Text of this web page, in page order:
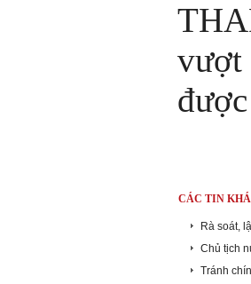
CÁC TIN
Rà soát,
Chủ tịch
Tránh